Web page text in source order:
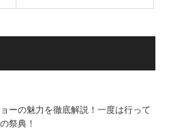
ーの魅力を徹底解説！一度は行って
祭典！